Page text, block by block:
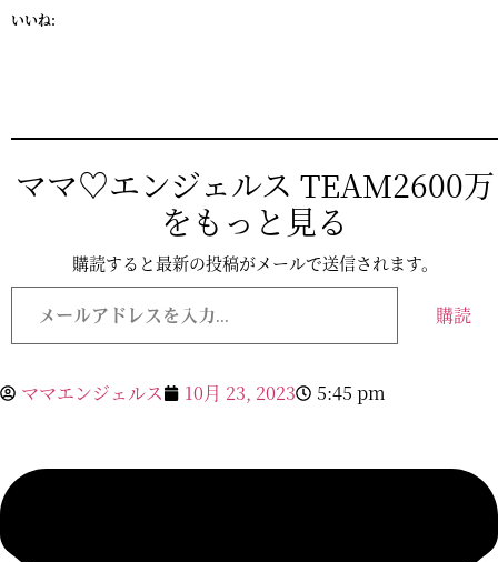
いいね:
ママ♡エンジェルス TEAM2600万
をもっと見る
購読すると最新の投稿がメールで送信されます。
メ
ア
レ
ス
購読
ママエンジェルス 10月 23, 2023 5:45 pm